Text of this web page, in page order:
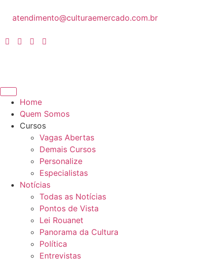
atendimento@culturaemercado.com.br
Home
Quem Somos
Cursos
Vagas Abertas
Demais Cursos
Personalize
Especialistas
Notícias
Todas as Notícias
Pontos de Vista
Lei Rouanet
Panorama da Cultura
Política
Entrevistas